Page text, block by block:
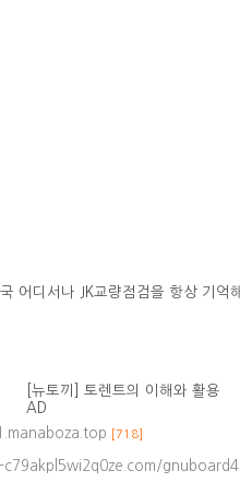
어디서나 JK교량점검을 항상 기억
[뉴토끼] 토렌트의 이해와 활용
AD
[718]